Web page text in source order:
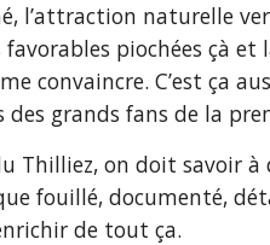
l’attraction naturelle
piochées çà
convaincre. C’est ça
des grands fans de la
Thilliez, on doit savoir à
fouillé, documenté,
de tout ça.